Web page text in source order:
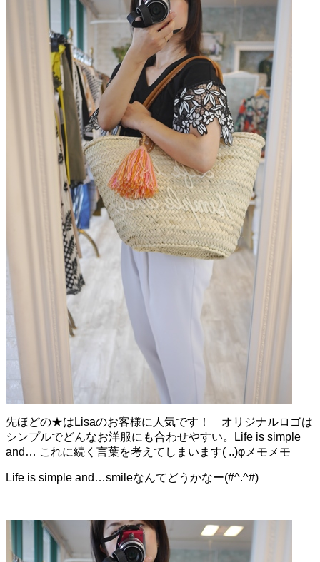
先ほどの★はLisaのお客様に人気です！ オリジナルロゴは
シンプルでどんなお洋服にも合わせやすい。Life is simple
and… これに続く言葉を考えてしまいます( ..)φメモメモ
Life is simple and…smileなんてどうかなー(#^.^#)